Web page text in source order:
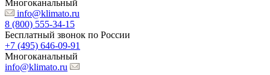
Многоканальный
info@klimato.ru
8 (800) 555-34-15
Бесплатный звонок по России
+7 (495) 646-09-91
Многоканальный
info@klimato.ru